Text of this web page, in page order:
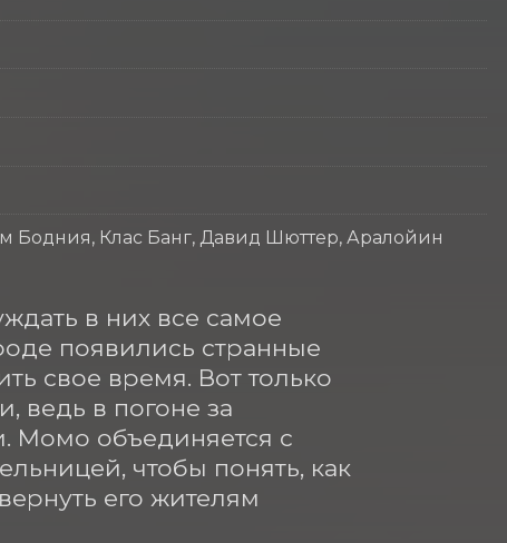
Бодния, Клас Банг, Давид Шюттер, Аралойин
в них все самое
появились странные
свое время. Вот только
ведь в погоне за
Момо объединяется с
чтобы понять, как
его жителям